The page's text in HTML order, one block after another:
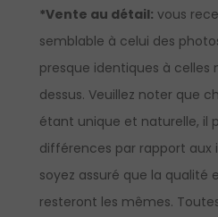
*Vente au détail: vous
semblable à celui des
presque identiques à
dessus. Veuillez noter que
étant unique et naturelle, il
différences par rapport aux
soyez assuré que la qualité
resteront les mêmes.